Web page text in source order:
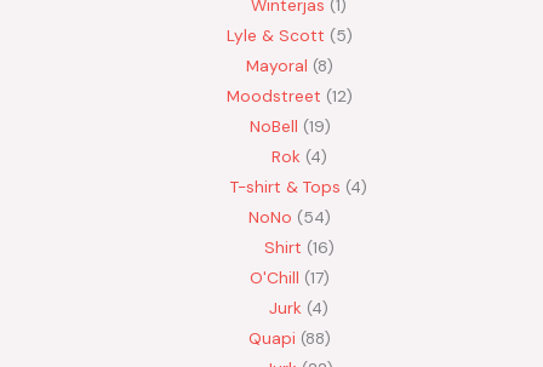
Winterjas 1
Lyle & Scott
5
Mayoral 8
Moodstreet 12
NoBell 19
Rok 4
T-shirt & Tops 4
NoNo
54
Shirt 16
O'Chill 17
Jurk 4
Quapi 88